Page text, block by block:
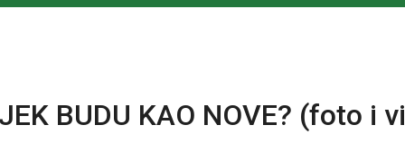
BUDU KAO NOVE? (foto i